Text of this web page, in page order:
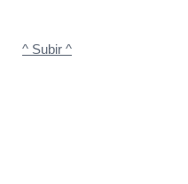
^ Subir ^